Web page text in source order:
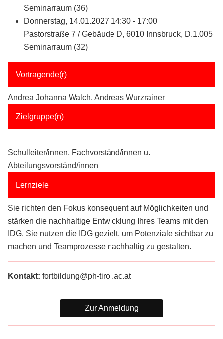
Seminarraum (36)
Donnerstag, 14.01.2027 14:30 - 17:00
Pastorstraße 7 / Gebäude D, 6010 Innsbruck, D.1.005
Seminarraum (32)
Vortragende(r)
Andrea Johanna Walch, Andreas Wurzrainer
Zielgruppe(n)
Schulleiter/innen, Fachvorständ/innen u.
Abteilungsvorständ/innen
Lernziele
Sie richten den Fokus konsequent auf Möglichkeiten und
stärken die nachhaltige Entwicklung Ihres Teams mit den
IDG. Sie nutzen die IDG gezielt, um Potenziale sichtbar zu
machen und Teamprozesse nachhaltig zu gestalten.
Kontakt: fortbildung@ph-tirol.ac.at
Zur Anmeldung